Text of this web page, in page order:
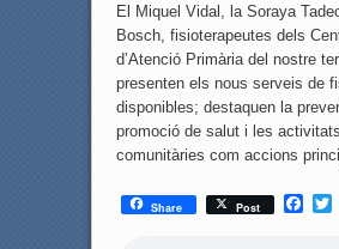
El Miquel Vidal, la Soraya
Bosch, fisioterapeutes dels
d’Atenció Primària del nostre
presenten els nous serveis de
disponibles; destaquen la
promoció de salut i les activitats
comunitàries com accions
Share Post
F
T